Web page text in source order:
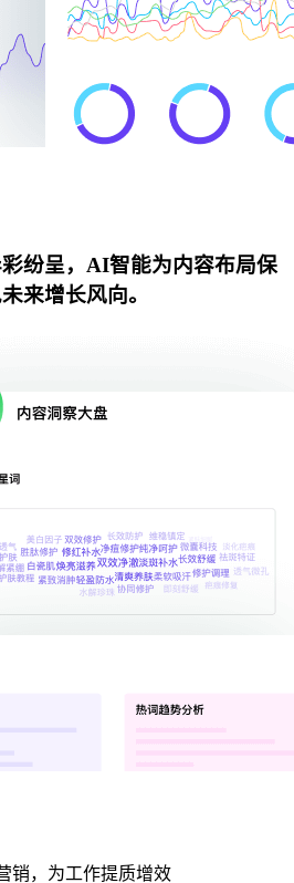
纷呈，AI智能为内容布局保
来增长风向。
销，为工作提质增效